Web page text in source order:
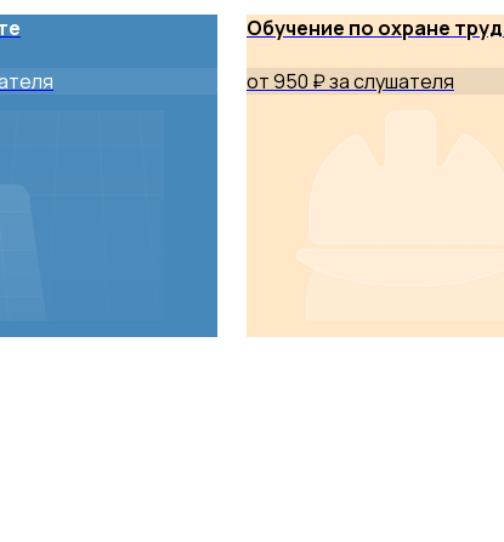
Обучение по охране
от 950 ₽ за слушателя